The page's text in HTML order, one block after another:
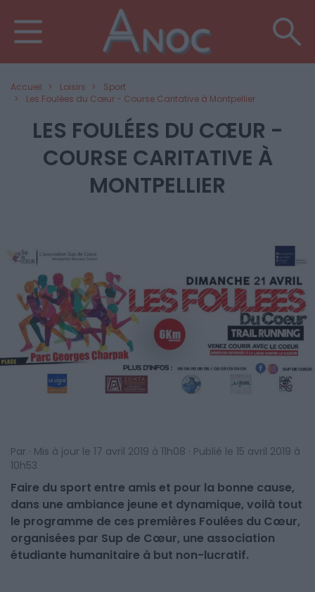
Accueil Loisirs
Sport
Les Foulées du Cœur - Course Caritative à Montpellier
LES FOULÉES DU CŒUR -
COURSE CARITATIVE À
MONTPELLIER
Par · Mis à jour le 17 avril 2019 à 11h08 · Publié le 15 avril 2019 à
10h53
Faire du sport entre amis et pour la bonne cause,
dans une ambiance jeune et dynamique, voilà tout
le programme de ces premières Foulées du Cœur,
organisées par Sup de Cœur, une association
étudiante humanitaire à but non-lucratif.